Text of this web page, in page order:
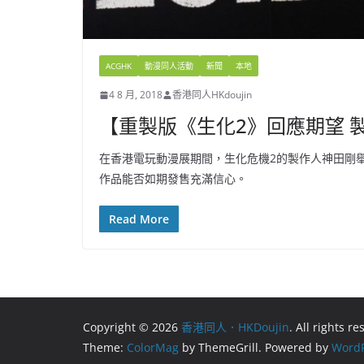
ACGHK 動漫同人活動 新聞 本地
4 8 月, 2018 香港同人HKdoujin
【重製版《生化2》回應期望
在香港電玩動漫展期間，生化危機2的製作人神田
作品能否如期發售充滿信心。
Read More
Copyright © 2026 香港同人．HKDoujin. All rights
Theme: ColorMag by ThemeGrill. Powered by